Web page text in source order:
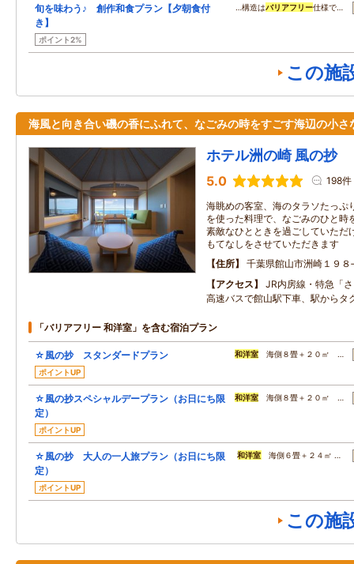
旬を味わう♪ 創作和食プラン【夕朝食付
き】
ポイント2%
…構造はバリアフリー仕様で…
この施
海風と向き合い磯の香にふれて、なごみの時をすごす海辺の小さ
ホテル洲の崎 風の抄
5.0 198件
海眺めの客室、海のタラソたっぷ
を使った料理で、なごみのひと時
素敵なひとときを過ごしていただ
もてなしをさせていただきます
住所
千葉県館山市洲崎１９８
アクセス
JR内房線・特急「
高速バスで館山駅下車、駅からタ
「バリアフリー 和洋室」を含む宿泊プラン
☆風の抄 スタンダードプラン
ポイントUP
和洋室 海側８畳＋２０㎡ …
☆風の抄スペシャルデープラン（お日にち限
定）
ポイントUP
和洋室 海側８畳＋２０㎡ …
☆風の抄 大人の一人旅プラン（お日にち限
定）
ポイントUP
和洋室 海側６畳＋２４㎡ …
この施